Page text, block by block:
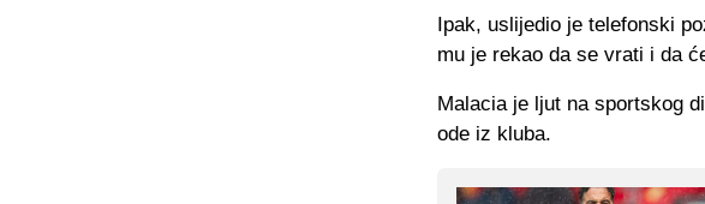
Ipak, uslijedio je telefonski
mu je rekao da se vrati i da
Malacia je ljut na sportskog
ode iz kluba.